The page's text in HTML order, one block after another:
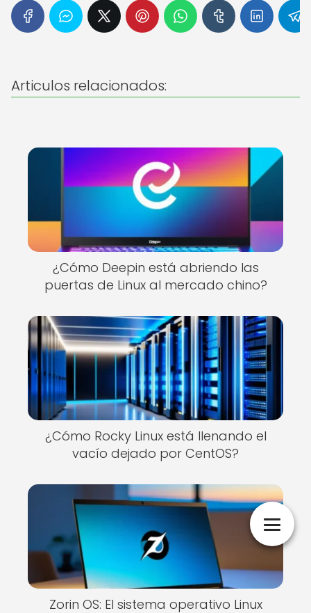
Articulos relacionados:
¿Cómo Deepin está abriendo las
puertas de Linux al mercado chino?
¿Cómo Rocky Linux está llenando el
vacío dejado por CentOS?
Zorin OS: El sistema operativo Linux